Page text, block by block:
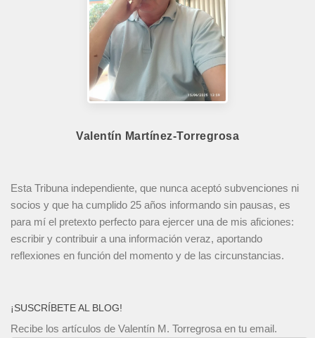
Valentín Martínez-Torregrosa
Esta Tribuna independiente, que nunca aceptó subvenciones ni
socios y que ha cumplido 25 años informando sin pausas, es
para mí el pretexto perfecto para ejercer una de mis aficiones:
escribir y contribuir a una información veraz, aportando
reflexiones en función del momento y de las circunstancias.
¡SUSCRÍBETE AL BLOG!
Recibe los artículos de Valentín M. Torregrosa en tu email.